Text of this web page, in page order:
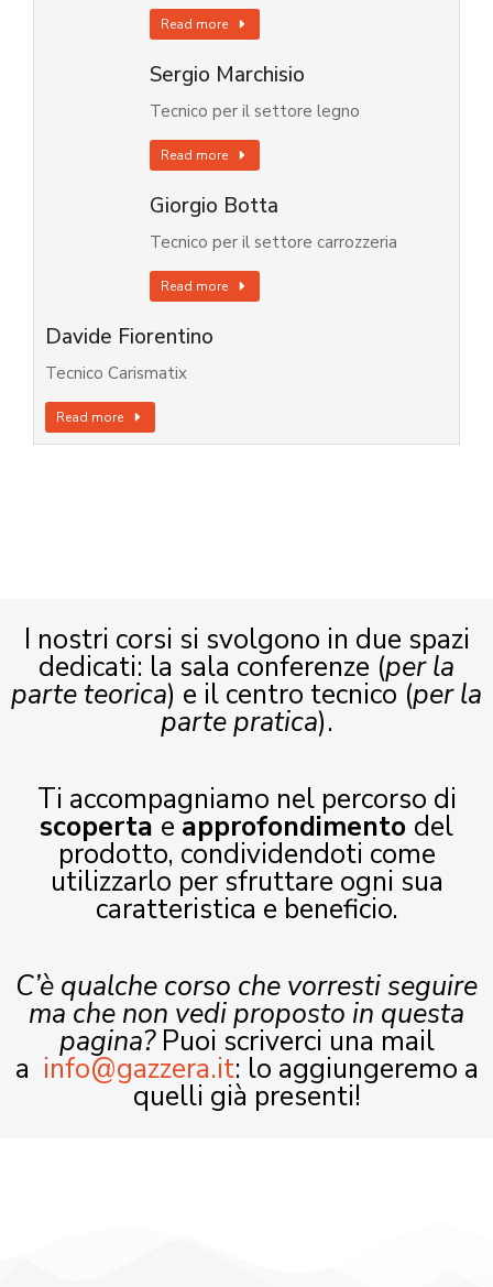
Read more
Sergio Marchisio
Tecnico per il settore legno
Read more
Giorgio Botta
Tecnico per il settore carrozzeria
Read more
Davide Fiorentino
Tecnico Carismatix
Read more
I nostri corsi si svolgono in due spazi
dedicati: la sala conferenze (per la
parte teorica) e il centro tecnico (per la
parte pratica).
Ti accompagniamo nel percorso di
scoperta e approfondimento del
prodotto, condividendoti come
utilizzarlo per sfruttare ogni sua
caratteristica e beneficio.
C’è qualche corso che vorresti seguire
ma che non vedi proposto in questa
pagina?Puoi scriverci una mail
a info@gazzera.it: lo aggiungeremo a
quelli già presenti!